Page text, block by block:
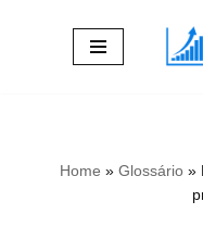
Home » Glossário»